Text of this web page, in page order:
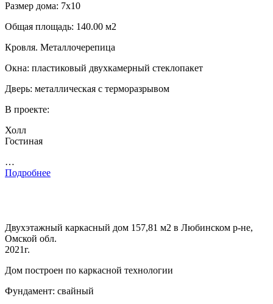
Размер дома: 7х10
Общая площадь: 140.00 м2
Кровля. Металлочерепица
Окна: пластиковый двухкамерный стеклопакет
Дверь: металлическая с терморазрывом
В проекте:
Холл
Гостиная
…
Подробнее
Двухэтажный каркасный дом 157,81 м2 в Любинском р-не,
Омской обл.
2021г.
Дом построен по каркасной технологии
Фундамент: свайный